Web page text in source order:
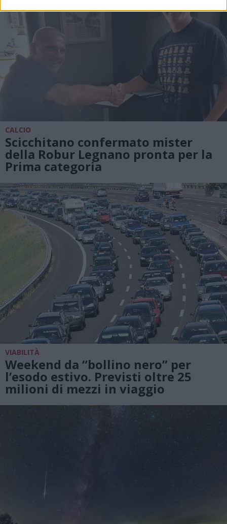
CALCIO
Scicchitano confermato mister
della Robur Legnano pronta per la
Prima categoria
VIABILITÀ
Weekend da “bollino nero” per
l’esodo estivo. Previsti oltre 25
milioni di mezzi in viaggio